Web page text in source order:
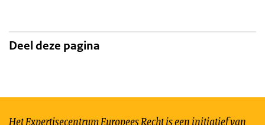
Deel deze pagina
Het Expertisecentrum Europees Recht is een initiatief van